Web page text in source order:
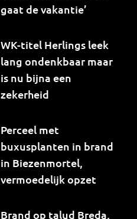
gaat de vakantie’
WK-titel Herlings leek
lang ondenkbaar maar
is nu bijna een
zekerheid
Perceel met
buxusplanten in brand
in Biezenmortel,
vermoedelijk opzet
Brand op talud Breda,